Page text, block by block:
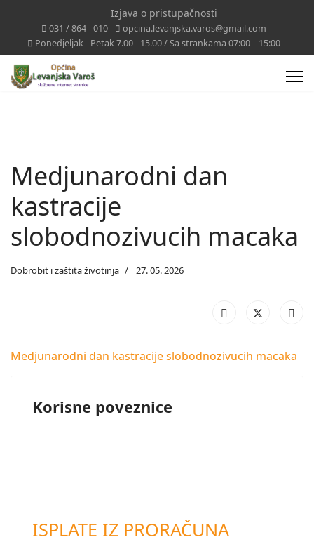
Izjava o pristupačnosti
031 / 864 - 010
opcina.levanjska.varos@gmail.com
Ponedjeljak - Petak 7.00 - 15.00 / Sa strankama 07:00 – 15:00
Medjunarodni dan
kastracije
slobodnozivucih macaka
Dobrobit i zaštita životinja 27. 05. 2026
Medjunarodni dan kastracije slobodnozivucih macaka
Korisne poveznice
ISPLATE IZ PRORAČUNA